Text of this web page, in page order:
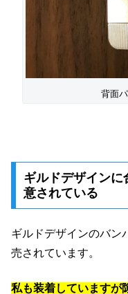
背面
ギルドデザインに
意されている
ギルドデザインのバン
売されています。
私も装着していますが